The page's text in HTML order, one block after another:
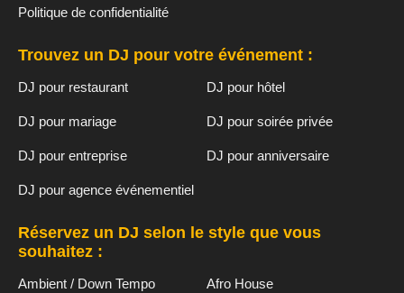
Politique de confidentialité
Trouvez un DJ pour votre événement :
DJ pour restaurant DJ pour hôtel
DJ pour mariage DJ pour soirée privée
DJ pour entreprise DJ pour anniversaire
DJ pour agence événementiel
Réservez un DJ selon le style que vous
souhaitez :
Ambient / Down Tempo Afro House